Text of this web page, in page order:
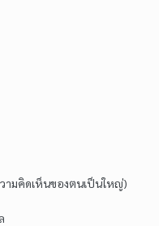
ามคิดเห็นของตนเป็นใหญ่)